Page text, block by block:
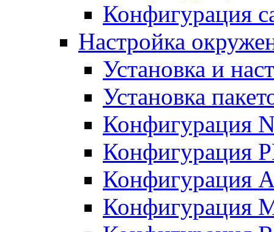
Конфигурация
Настройка
Установка и
Установка
Конфигурация
Конфигурация
Конфигурация
Конфигурация